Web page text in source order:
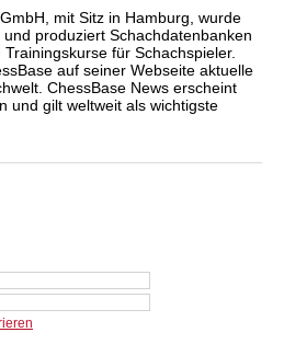
mit Sitz in Hamburg, wurde
produziert Schachdatenbanken
für Schachspieler.
auf seiner Webseite aktuelle
ChessBase News erscheint
und gilt weltweit als wichtigste